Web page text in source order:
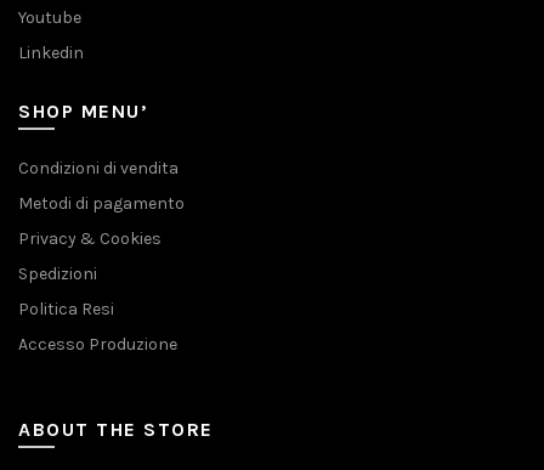
Youtube
Linkedin
SHOP MENU’
Condizioni di vendita
Metodi di pagamento
Privacy & Cookies
Spedizioni
Politica Resi
Accesso Produzione
ABOUT THE STORE